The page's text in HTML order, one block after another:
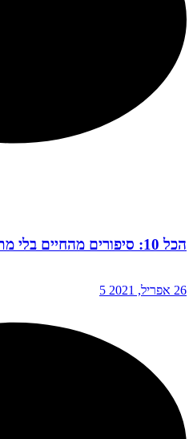
הכל 10: סיפורים מהחיים בלי מתכונים
26 אפריל, 2021 5